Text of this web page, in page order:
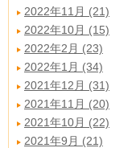
2022年11月 (21)
2022年10月 (15)
2022年2月 (23)
2022年1月 (34)
2021年12月 (31)
2021年11月 (20)
2021年10月 (22)
2021年9月 (21)